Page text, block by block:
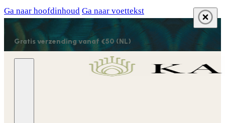
Ga naar hoofdinhoud Ga naar voettekst
Gratis verzending vanaf €50 (NL)